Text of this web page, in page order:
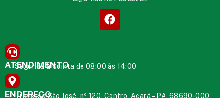
ATENDIMENTO
Segunda à Quinta de 08:00 às 14:00
ENDEREÇO
Travessa São José, nº 120, Centro, Acará – PA, 68690-000